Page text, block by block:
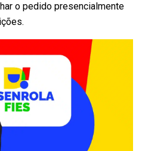
o pedido presencialmente